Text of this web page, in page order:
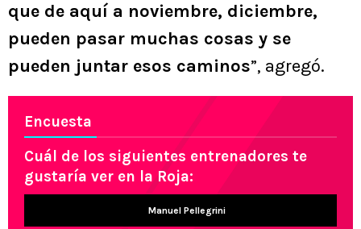
que de aquí a noviembre, diciembre,
pueden pasar muchas cosas y se
pueden juntar esos caminos”, agregó.
Encuesta
Cuál de los siguientes entrenadores te
gustaría ver en la Roja:
Manuel Pellegrini